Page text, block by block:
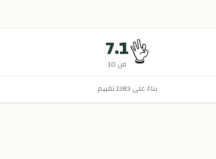
👌
7.1
من 10
بناءً على 1383تقييم